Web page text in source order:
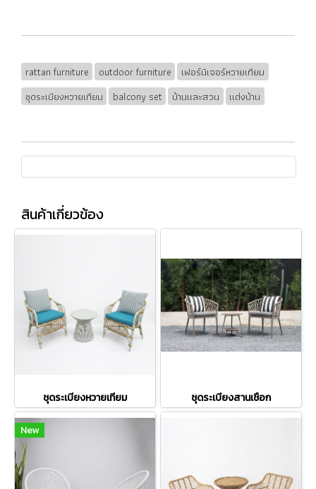
rattan furniture outdoor furniture
เฟอร์นิเจอร์หวายเทียม
ชุดระเบียงหวายเทียม
balcony set บ้านและสวน แต่งบ้าน
สินค้าเกี่ยวข้อง
ชุดระเบียงหวายเทียม ชุดระเบียงสานเชือก
New